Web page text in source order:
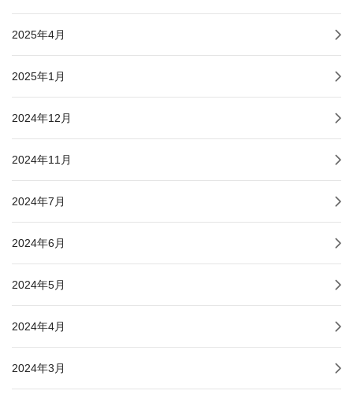
2025年4月
2025年1月
2024年12月
2024年11月
2024年7月
2024年6月
2024年5月
2024年4月
2024年3月